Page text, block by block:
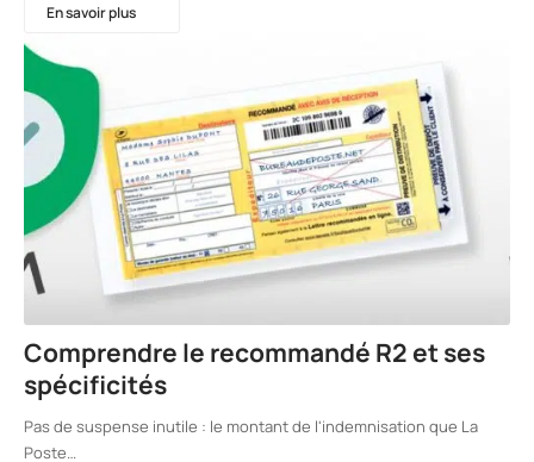
En savoir plus
Comprendre le recommandé R2 et ses
spécificités
Pas de suspense inutile : le montant de l'indemnisation que La
Poste…